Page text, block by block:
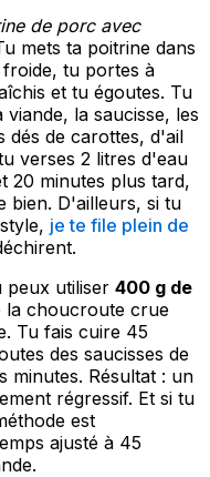
de porc avec
mets ta poitrine dans
tu portes à
et tu égoutes. Tu
la saucisse, les
dés de carottes, d'ail
verses 2 litres d'eau
20 minutes plus tard,
bien. D'ailleurs, si tu
je te file plein de
utiliser 400 g de
la choucroute crue
Tu fais cuire 45
des saucisses de
minutes. Résultat : un
régressif. Et si tu
est
ajusté à 45